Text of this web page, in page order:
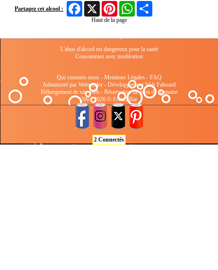
Partagez cet alcool :
FacebookX Pinterest WhatsApp
Haut de la page
L'abus d'alcool est dangereux pour la santé
Consommez avec modération
Qui sommes-nous- Mentions Légales- FAQ
Administré par Webtender - Développement Web Faboard
Hébergement de site Web- Réservation de nom de domaine
2001/2026 © FrenchBar
2 Connectés